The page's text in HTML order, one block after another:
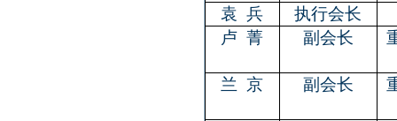
袁 兵
执行会长
卢 菁 副会长
兰 京 副会长